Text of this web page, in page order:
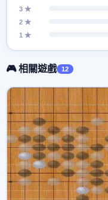
3 ★
2 ★
1 ★
🎮 相關遊戲 12